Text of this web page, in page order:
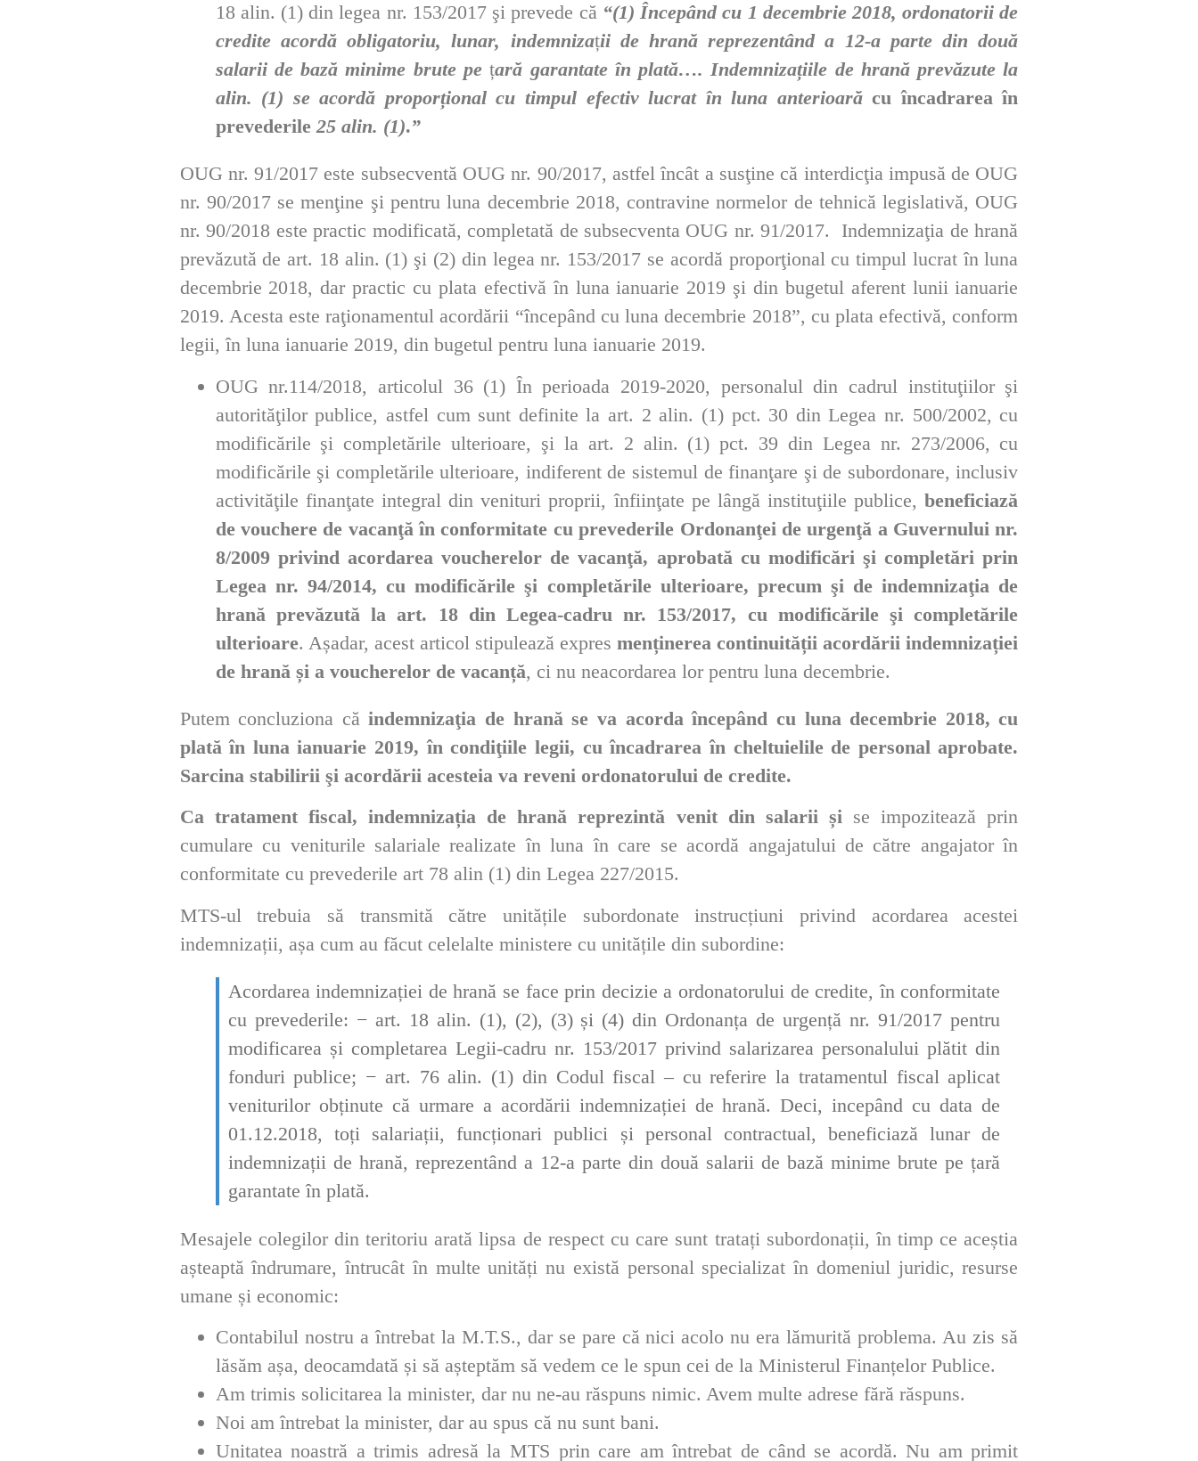
18 alin. (1) din legea nr. 153/2017 şi prevede că “(1) Începând cu 1 decembrie 2018, ordonatorii de
credite acordăobligatoriu, lunar, indemnizații de hrană reprezentând a 12-a parte din două
salarii de bază minime brute pețară garantate în plată…. Indemnizațiile de hrană prevăzute la
alin. (1) se acordă proporțional cu timpul efectiv lucrat în luna anterioarăcu încadrarea în
prevederile 25 alin. (1).”
OUG nr. 91/2017 este subsecventă OUG nr. 90/2017, astfel încât a susţine că interdicţia impusă de OUG
nr. 90/2017 se menţine şi pentru luna decembrie 2018, contravine normelor de tehnică legislativă, OUG
nr. 90/2018 este practic modificată, completată de subsecventa OUG nr. 91/2017. Indemnizaţia de hrană
prevăzută de art. 18 alin. (1) şi (2) din legea nr. 153/2017 se acordă proporţional cu timpul lucrat în luna
decembrie 2018, dar practic cu plata efectivă în luna ianuarie 2019 şi din bugetul aferent lunii ianuarie
2019. Acesta este raţionamentul acordării “începând cu luna decembrie 2018”, cu plata efectivă, conform
legii, în luna ianuarie 2019, din bugetul pentru luna ianuarie 2019.
OUG nr.114/2018, articolul 36 (1) În perioada 2019-2020, personalul din cadrul instituţiilor şi
autorităţilor publice, astfel cum sunt definite la art. 2 alin. (1) pct. 30 din Legea nr. 500/2002, cu
modificările şi completările ulterioare, şi la art. 2 alin. (1) pct. 39 din Legea nr. 273/2006, cu
modificările şi completările ulterioare, indiferent de sistemul de finanţare şi de subordonare, inclusiv
activităţile finanţate integral din venituri proprii, înfiinţate pe lângă instituţiile publice,beneficiază
de vouchere de vacanţă în conformitate cu prevederile Ordonanţei de urgenţă a Guvernului nr.
8/2009 privind acordarea voucherelor de vacanţă, aprobată cu modificări şi completări prin
Legea nr. 94/2014, cu modificările şi completările ulterioare, precum şi de indemnizaţia de
hrană prevăzută la art. 18 din Legea-cadru nr. 153/2017, cu modificările şi completările
ulterioare. Așadar, acest articol stipulează expresmenținerea continuității acordării indemnizației
de hrană și a voucherelor de vacanță, ci nu neacordarea lor pentru luna decembrie.
Putem concluziona căindemnizaţia de hrană se va acorda începând cu luna decembrie 2018, cu
plată în luna ianuarie 2019, în condiţiile legii, cu încadrarea în cheltuielile de personal aprobate.
Sarcina stabilirii şi acordării acesteia va reveni ordonatorului de credite.
Ca tratament fiscal, indemnizația de hrană reprezintă venit din salarii și se impozitează prin
cumulare cu veniturile salariale realizate în luna în care se acordă angajatului de către angajator în
conformitate cu prevederile art 78 alin (1) din Legea 227/2015.
MTS-ul trebuia să transmită către unitățile subordonate instrucțiuni privind acordarea acestei
indemnizații, așa cum au făcut celelalte ministere cu unitățile din subordine:
Acordareaindemnizației dehrană se faceprin decizie a ordonatorului de credite,înconformitate
cu prevederile: − art. 18 alin. (1), (2), (3) și (4)din Ordonanța de urgență nr. 91/2017 pentru
modificarea și completarea Legii-cadru nr. 153/2017privind salarizarea personalului plătit din
fonduri publice; − art. 76 alin. (1) din Codul fiscal – cu referirela tratamentul fiscal aplicat
veniturilor obținute căurmare a acordării indemnizației de hrană. Deci, incepând cudata de
01.12.2018, toți salariații,funcționari publici și personal contractual, beneficiază lunar de
indemnizații de hrană, reprezentând a 12-a parte din două salarii de bază minime brute pe țară
garantate în plată.
Mesajele colegilor din teritoriu arată lipsa de respect cu care sunt tratați subordonații, în timp ce aceștia
așteaptă îndrumare, întrucât în multe unități nu există personal specializat în domeniul juridic, resurse
umane și economic:
Contabilul nostru a întrebat la M.T.S., dar se pare că nici acolo nu era lămurită problema. Au zis să
lăsăm așa, deocamdată și să așteptăm să vedem ce le spun cei de la Ministerul Finanțelor Publice.
Am trimis solicitarea la minister, dar nu ne-au răspuns nimic. Avem multe adrese fără răspuns.
Noi am întrebat la minister, dar au spus că nu sunt bani.
Unitatea noastră a trimis adresă la MTS prin care am întrebat de când se acordă. Nu am primit